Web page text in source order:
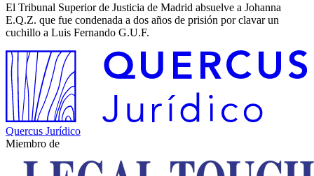
El Tribunal Superior de Justicia de Madrid absuelve a Johanna
E.Q.Z. que fue condenada a dos años de prisión por clavar un
cuchillo a Luis Fernando G.U.F.
Quercus Jurídico
Miembro de